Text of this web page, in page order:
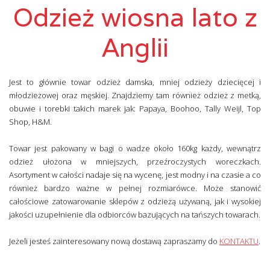
Odzież wiosna lato z
Anglii
Jest to głównie towar odzież damska, mniej odzieży dziecięcej i
młodzieżowej oraz męskiej. Znajdziemy tam również odzież z metką,
obuwie i torebki takich marek jak: Papaya, Boohoo, Tally Weijl, Top
Shop, H&M.
Towar jest pakowany w bagi o wadze około 160kg każdy, wewnątrz
odzież ułożona w mniejszych, przeźroczystych woreczkach.
Asortyment w całości nadaje się na wycenę, jest modny i na czasie a co
również bardzo ważne w pełnej rozmiarówce. Może stanowić
całościowe zatowarowanie sklepów z odzieżą używaną, jak i wysokiej
jakości uzupełnienie dla odbiorców bazujących na tańszych towarach.
Jeżeli jesteś zainteresowany nową dostawą zapraszamy do KONTAKTU.